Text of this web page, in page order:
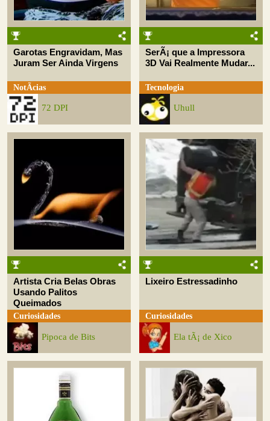
Garotas Engravidam, Mas
Juram Ser Ainda Virgens
NotÃ­cias
72 DPI
SerÃ¡ que a Impressora
3D Vai Realmente Mudar...
Tecnologia
Uhull
Artista Cria Belas Obras
Usando Palitos
Queimados
Curiosidades
Pipoca de Bits
Lixeiro Estressadinho
Curiosidades
Ela tÃ¡ de Xico